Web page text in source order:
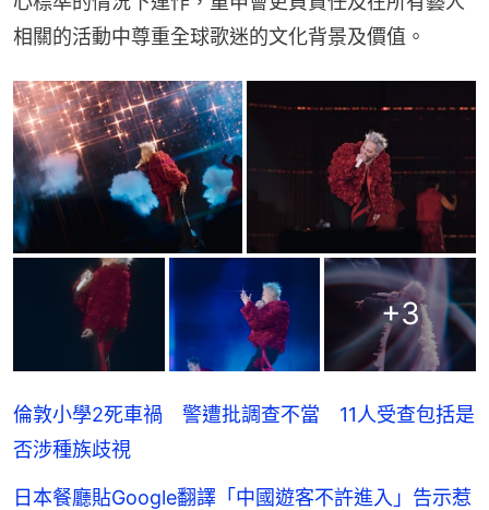
相關的活動中尊重全球歌迷的文化背景及價值。
+3
倫敦小學2死車禍 警遭批調查不當 11人受查包括是
否涉種族歧視
日本餐廳貼Google翻譯「中國遊客不許進入」告示惹